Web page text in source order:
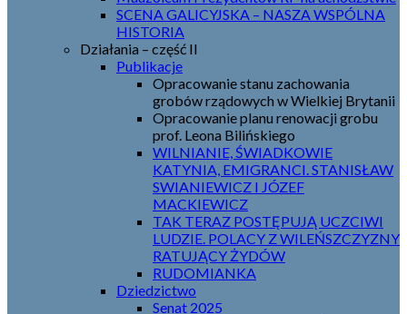
SCENA GALICYJSKA – NASZA WSPÓLNA
HISTORIA
Działania – część II
Publikacje
Opracowanie stanu zachowania
grobów rządowych w Wielkiej Brytanii
Opracowanie planu renowacji grobu
prof. Leona Bilińskiego
WILNIANIE, ŚWIADKOWIE
KATYNIA, EMIGRANCI. STANISŁAW
SWIANIEWICZ I JÓZEF
MACKIEWICZ
TAK TERAZ POSTĘPUJĄ UCZCIWI
LUDZIE. POLACY Z WILEŃSZCZYZNY
RATUJĄCY ŻYDÓW
RUDOMIANKA
Dziedzictwo
Senat 2025